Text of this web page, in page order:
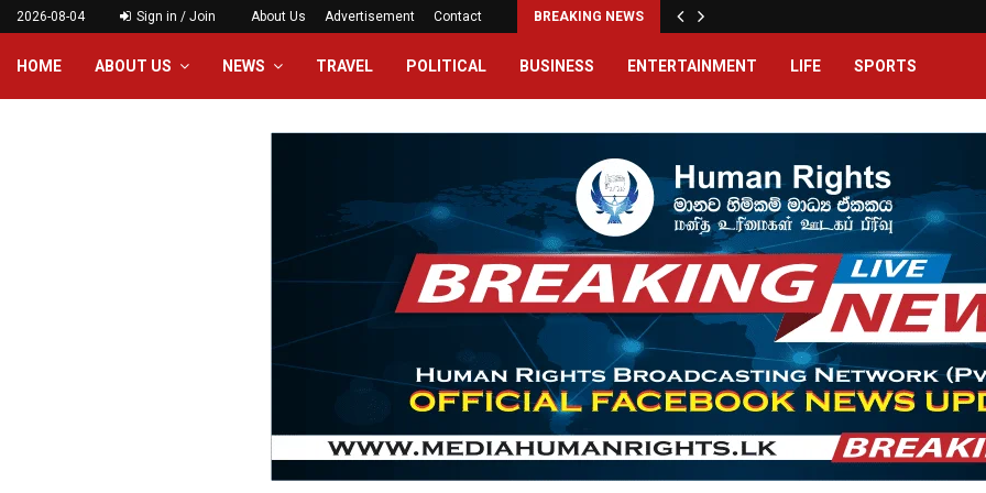
2026-08-04 Sign in / Join About Us Advertisement Contact BREAKING NEWS
HOME ABOUT US NEWS TRAVEL POLITICAL BUSINESS ENTERTAINMENT LIFE SPORTS